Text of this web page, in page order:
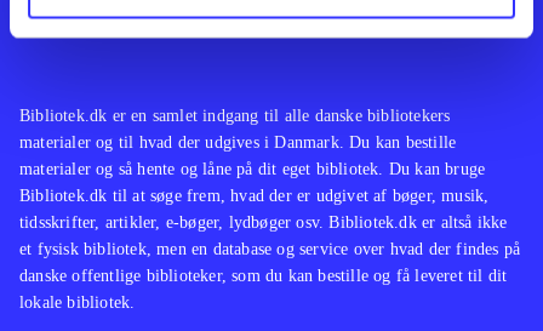
Bibliotek.dk er en samlet indgang til alle danske bibliotekers
materialer og til hvad der udgives i Danmark. Du kan bestille
materialer og så hente og låne på dit eget bibliotek. Du kan bruge
Bibliotek.dk til at søge frem, hvad der er udgivet af bøger, musik,
tidsskrifter, artikler, e-bøger, lydbøger osv. Bibliotek.dk er altså ikke
et fysisk bibliotek, men en database og service over hvad der findes på
danske offentlige biblioteker, som du kan bestille og få leveret til dit
lokale bibliotek.